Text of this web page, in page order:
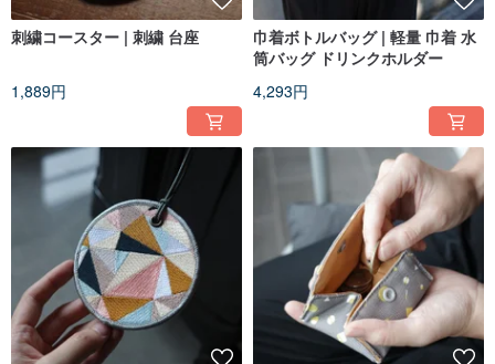
刺繍コースター | 刺繍 台座
1,889円
巾着ボトルバッグ | 軽量 巾着 水
筒バッグ ドリンクホルダー
4,293円